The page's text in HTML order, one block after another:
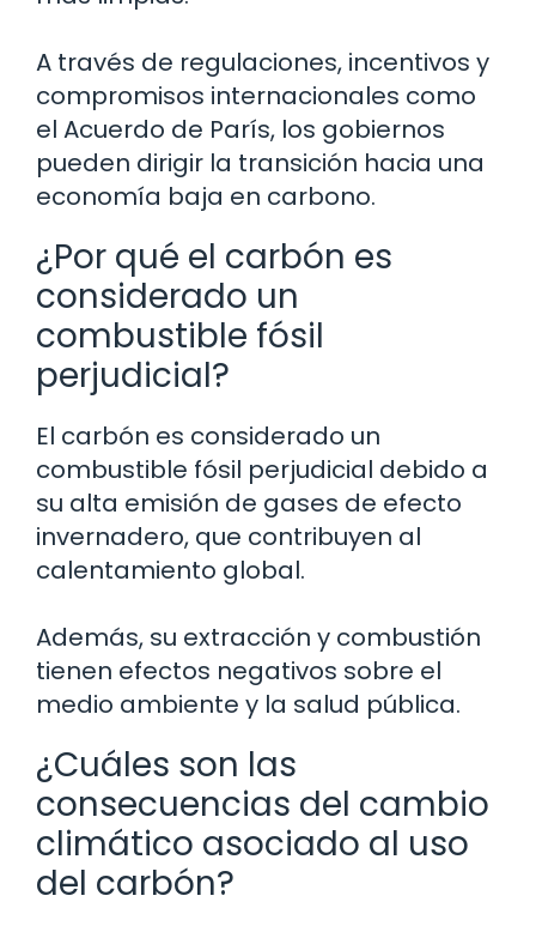
A través de regulaciones, incentivos y
compromisos internacionales como
el Acuerdo de París, los gobiernos
pueden dirigir la transición hacia una
economía baja en carbono.
¿Por qué el carbón es
considerado un
combustible fósil
perjudicial?
El carbón es considerado un
combustible fósil perjudicial debido a
su alta emisión de gases de efecto
invernadero, que contribuyen al
calentamiento global.
Además, su extracción y combustión
tienen efectos negativos sobre el
medio ambiente y la salud pública.
¿Cuáles son las
consecuencias del cambio
climático asociado al uso
del carbón?